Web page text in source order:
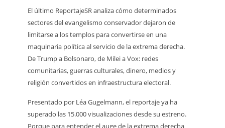
El último ReportajeSR analiza cómo determinados
sectores del evangelismo conservador dejaron de
limitarse a los templos para convertirse en una
maquinaria política al servicio de la extrema derecha.
De Trump a Bolsonaro, de Milei a Vox: redes
comunitarias, guerras culturales, dinero, medios y
religión convertidos en infraestructura electoral.
Presentado por Léa Gugelmann, el reportaje ya ha
superado las 15.000 visualizaciones desde su estreno.
Porque para entender el auge de la extrema derecha